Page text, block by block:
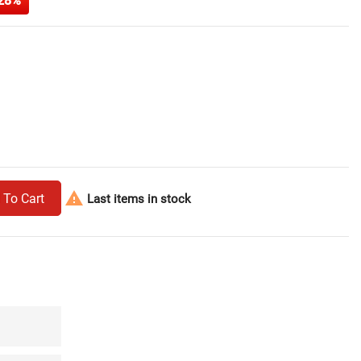
To Cart  Last items in stock